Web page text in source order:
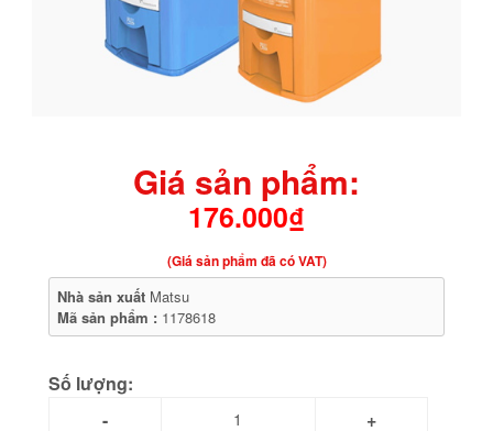
Giá sản phẩm:
176.000₫
(Giá sản phẩm đã có VAT)
Nhà sản xuất Matsu
Mã sản phẩm : 1178618
Số lượng: